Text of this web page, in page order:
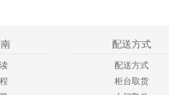
配送方式
配送方式
柜台取货